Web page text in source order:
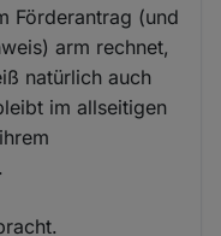
Förderantrag (und
arm rechnet,
natürlich auch
im allseitigen